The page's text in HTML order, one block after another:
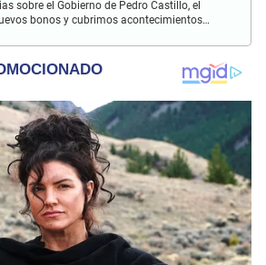
sobre el Gobierno de Pedro Castillo, el
bonos y cubrimos acontecimientos